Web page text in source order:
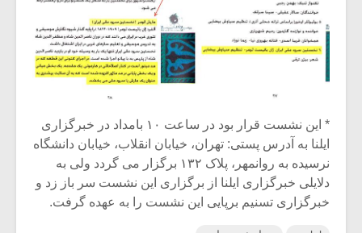
* این نشست قرار بود در ساعت ۱۰ بامداد در خبرگزاری
ایلنا به آدرس پستی: تهران، خیابان انقلاب، خیابان دانشگاه
نرسیده به روانمهر، پلاک ۱۳۲ برگزار می گردد ولی به
دلایلی خبرگزاری ایلنا از برگزاری این نشست سر باز زد و
خبرگزاری تسنیم برپایی این نشست را به عهده گرفت.